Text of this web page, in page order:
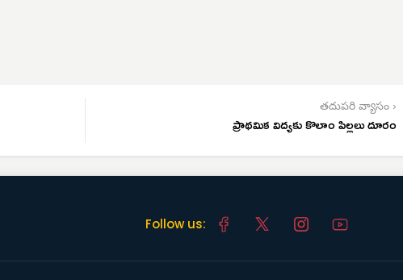
తదుపరి వ్యాసం ›
ప్రాథమిక విద్యకు కొలాం పిల్లలు దూరం
Follow us: